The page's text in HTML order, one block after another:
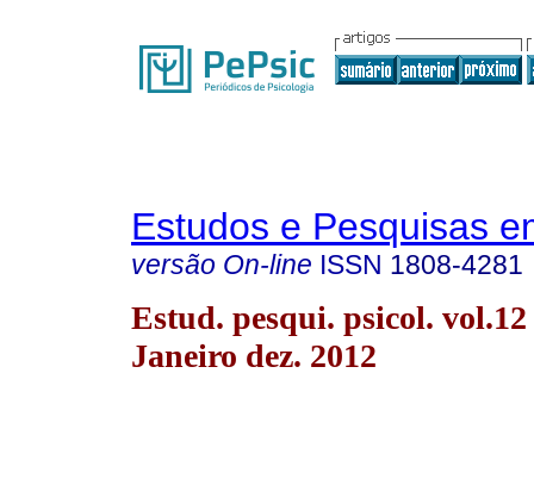
Estudos e Pesquisas
versão On-line ISSN 1808-4281
Estud. pesqui. psicol.
Janeiro dez. 2012